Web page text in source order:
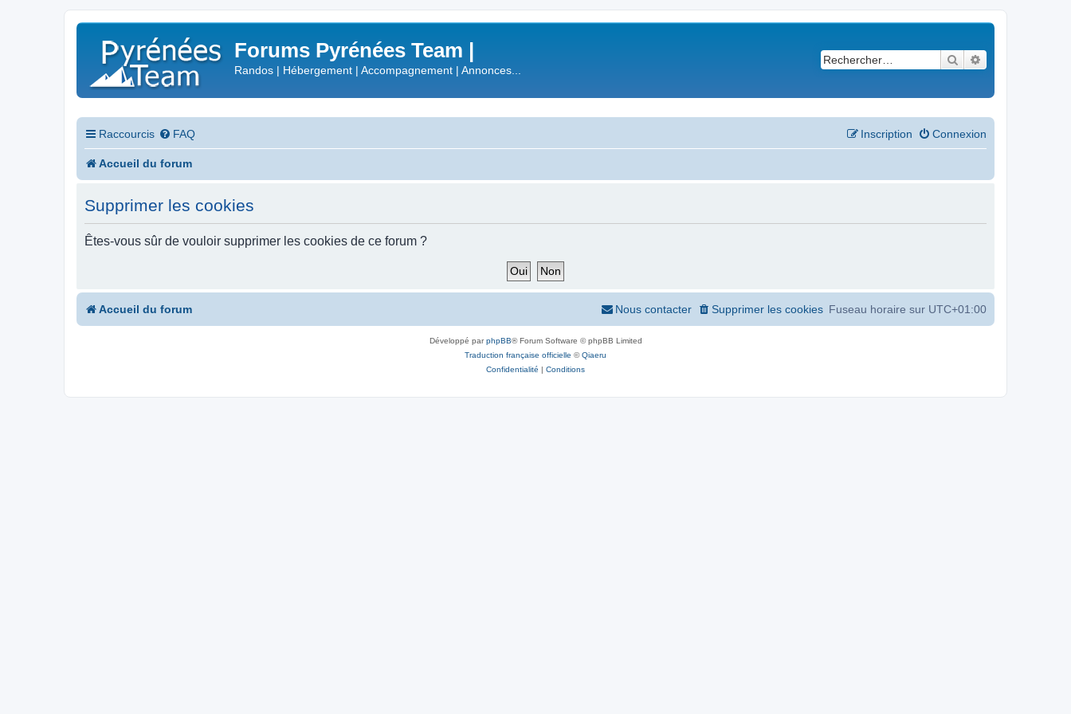
Forums Pyrénées Team |
Randos | Hébergement | Accompagnement | Annonces...
Rechercher
Raccourcis FAQ Connexion
Inscription
Accueil du forum
Supprimer les cookies
Êtes-vous sûr de vouloir supprimer les cookies de ce forum ?
Accueil du forum Fuseau horaire sur UTC+01:00
Supprimer les cookies
Nous contacter
Développé parphpBB® Forum Software © phpBB Limited
Traduction française officielle ©Qiaeru
Confidentialité | Conditions